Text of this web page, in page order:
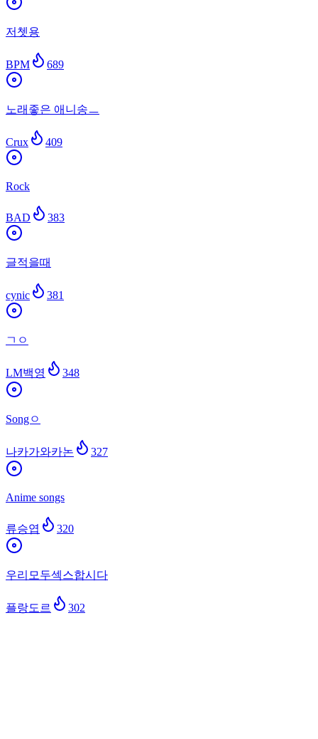
저쳇용
BPM 689
노래좋은 애니송ㅡ
Crux 409
Rock
BAD 383
글적을때
cynic 381
ㄱㅇ
LM백영 348
Songㅇ
나카가와카논 327
Anime songs
류승엽 320
우리모두섹스합시다
플랑도르 302